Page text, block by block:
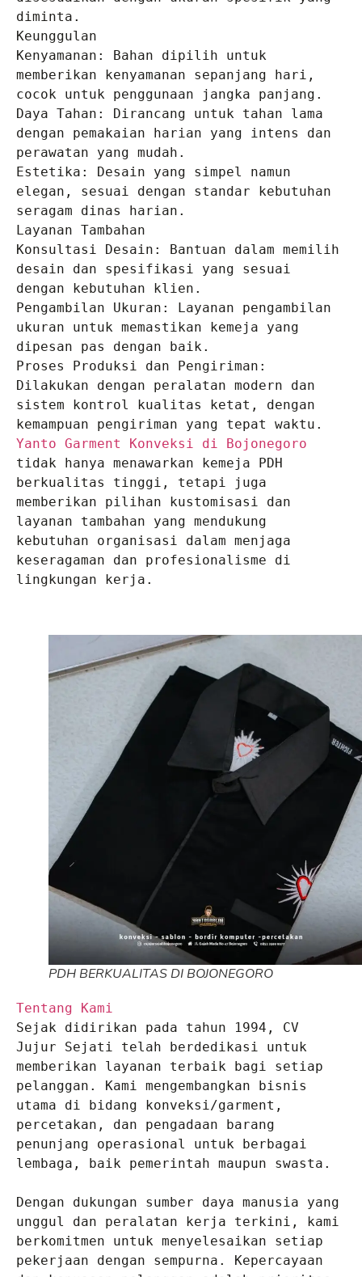
diminta.
Keunggulan
Kenyamanan: Bahan dipilih untuk
memberikan kenyamanan sepanjang hari,
cocok untuk penggunaan jangka panjang.
Daya Tahan: Dirancang untuk tahan lama
dengan pemakaian harian yang intens dan
perawatan yang mudah.
Estetika: Desain yang simpel namun
elegan, sesuai dengan standar kebutuhan
seragam dinas harian.
Layanan Tambahan
Konsultasi Desain: Bantuan dalam memilih
desain dan spesifikasi yang sesuai
dengan kebutuhan klien.
Pengambilan Ukuran: Layanan pengambilan
ukuran untuk memastikan kemeja yang
dipesan pas dengan baik.
Proses Produksi dan Pengiriman:
Dilakukan dengan peralatan modern dan
sistem kontrol kualitas ketat, dengan
Yanto Garment Konveksi di Bojonegoro
tidak hanya menawarkan kemeja PDH
berkualitas tinggi, tetapi juga
memberikan pilihan kustomisasi dan
layanan tambahan yang mendukung
kebutuhan organisasi dalam menjaga
keseragaman dan profesionalisme di
lingkungan kerja.
PDH BERKUALITAS DI BOJONEGORO
Tentang Kami
Sejak didirikan pada tahun 1994, CV
Jujur Sejati telah berdedikasi untuk
memberikan layanan terbaik bagi setiap
pelanggan. Kami mengembangkan bisnis
utama di bidang konveksi/garment,
percetakan, dan pengadaan barang
penunjang operasional untuk berbagai
lembaga, baik pemerintah maupun swasta.
Dengan dukungan sumber daya manusia yang
unggul dan peralatan kerja terkini, kami
berkomitmen untuk menyelesaikan setiap
pekerjaan dengan sempurna. Kepercayaan